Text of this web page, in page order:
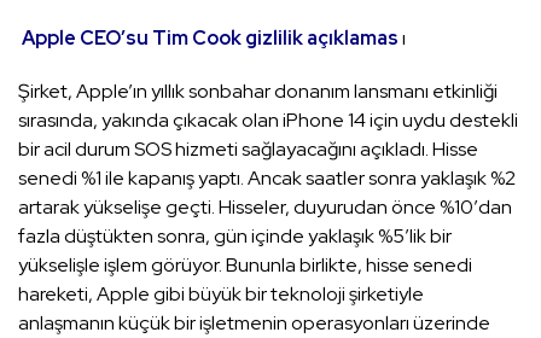
Apple CEO’su Tim Cook gizlilik açıklaması
Şirket, Apple’ın yıllık sonbahar donanım lansmanı etkinliği
sırasında, yakında çıkacak olan iPhone 14 için uydu destekli
bir acil durum SOS hizmeti sağlayacağını açıkladı. Hisse
senedi %1 ile kapanış yaptı. Ancak saatler sonra yaklaşık %2
artarak yükselişe geçti. Hisseler, duyurudan önce %10′dan
fazla düştükten sonra, gün içinde yaklaşık %5′lik bir
yükselişle işlem görüyor. Bununla birlikte, hisse senedi
hareketi, Apple gibi büyük bir teknoloji şirketiyle
anlaşmanın küçük bir işletmenin operasyonları üzerinde